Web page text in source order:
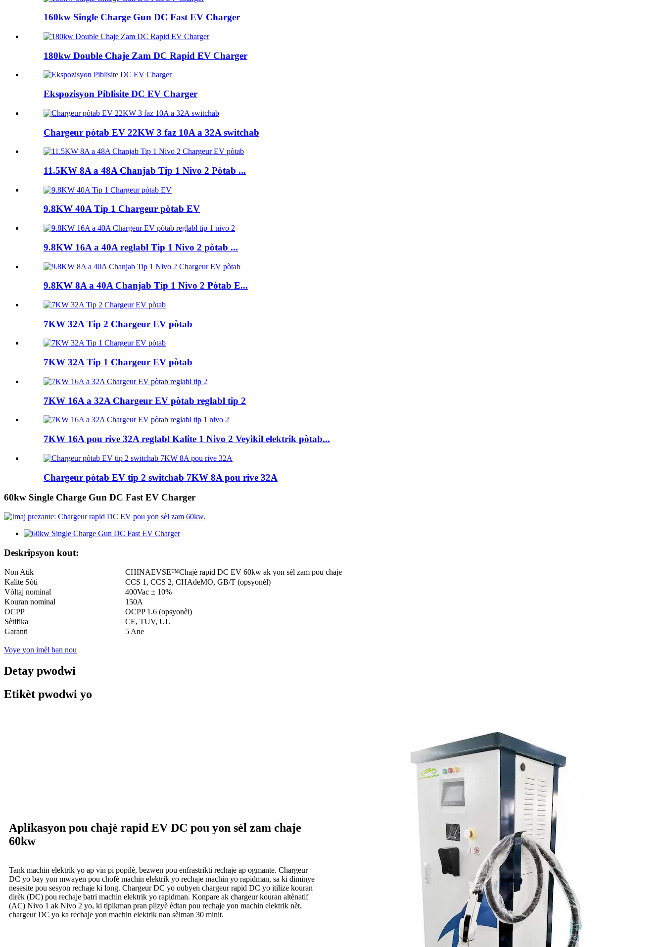
160kw Single Charge Gun DC Fast EV Charger
180kw Double Chaje Zam DC Rapid EV Charger
Ekspozisyon Piblisite DC EV Charger
Chargeur pòtab EV 22KW 3 faz 10A a 32A switchab
11.5KW 8A a 48A Chanjab Tip 1 Nivo 2 Pòtab ...
9.8KW 40A Tip 1 Chargeur pòtab EV
9.8KW 16A a 40A reglabl Tip 1 Nivo 2 pòtab ...
9.8KW 8A a 40A Chanjab Tip 1 Nivo 2 Pòtab E...
7KW 32A Tip 2 Chargeur EV pòtab
7KW 32A Tip 1 Chargeur EV pòtab
7KW 16A a 32A Chargeur EV pòtab reglabl tip 2
7KW 16A pou rive 32A reglabl Kalite 1 Nivo 2 Veyikil elektrik pòtab...
Chargeur pòtab EV tip 2 switchab 7KW 8A pou rive 32A
60kw Single Charge Gun DC Fast EV Charger
Deskripsyon kout:
Non Atik
CHINAEVSE™️Chajè rapid DC EV 60kw ak yon sèl zam pou chaje
Kalite Sòti
CCS 1, CCS 2, CHAdeMO, GB/T (opsyonèl)
Vòltaj nominal
400Vac ± 10%
Kouran nominal
150A
OCPP
OCPP 1.6 (opsyonèl)
Sètifika
CE, TUV, UL
Garanti
5 Ane
Voye yon imèl ban nou
Detay pwodwi
Etikèt pwodwi yo
Aplikasyon pou chajè rapid EV DC pou yon sèl zam chaje
60kw
Tank machin elektrik yo ap vin pi popilè, bezwen pou enfrastrikti rechaje ap ogmante. Chargeur
DC yo bay yon mwayen pou chofè machin elektrik yo rechaje machin yo rapidman, sa ki diminye
nesesite pou sesyon rechaje ki long. Chargeur DC yo oubyen chargeur rapid DC yo itilize kouran
dirèk (DC) pou rechaje batri machin elektrik yo rapidman. Konpare ak chargeur kouran altènatif
(AC) Nivo 1 ak Nivo 2 yo, ki tipikman pran plizyè èdtan pou rechaje yon machin elektrik nèt,
chargeur DC yo ka rechaje yon machin elektrik nan sèlman 30 minit.